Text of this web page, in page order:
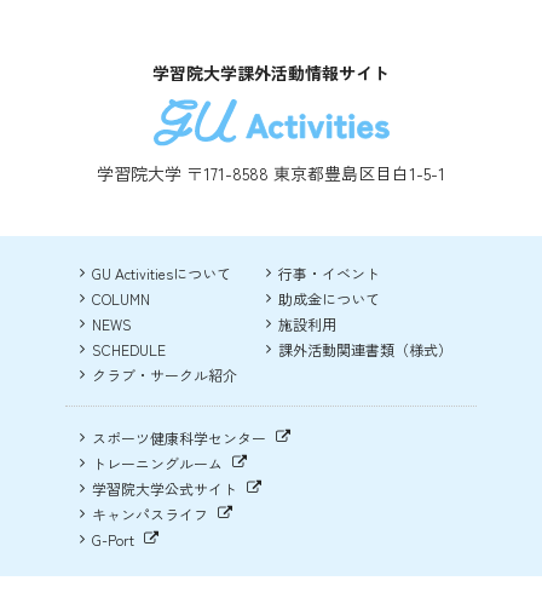
学習院大学課外活動情報サイト
学習院大学 〒171-8588 東京都豊島区目白1-5-1
GU Activitiesについて
COLUMN
NEWS
SCHEDULE
クラブ・サークル紹介
行事・イベント
助成金について
施設利用
課外活動関連書類（様式）
スポーツ健康科学センター
トレーニングルーム
学習院大学公式サイト
キャンパスライフ
G-Port